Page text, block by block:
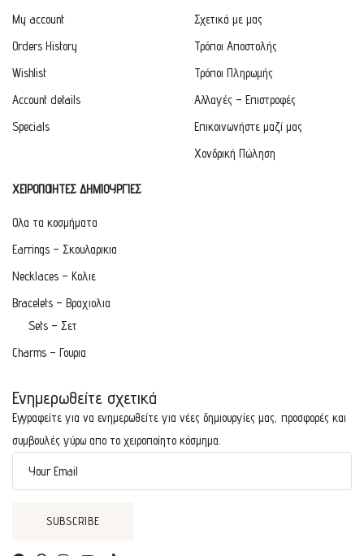
My account
Orders History
Wishlist
Account details
Specials
Σχετικά με μας
Τρόποι Αποστολής
Τρόποι Πληρωμής
Αλλαγές – Επιστροφές
Επικοινωνήστε μαζί μας
Χονδρική Πώληση
ΧΕΙΡΟΠΟΙΗΤΕΣ ΔΗΜΙΟΥΡΓΙΕΣ
Ολα τα κοσμήματα
Earrings – Σκουλαρικια
Necklaces – Κολιε
Bracelets – Βραχιολια
Sets – Σετ
Charms – Γουρια
Ενημερωθείτε σχετικά
Εγγραφείτε για να ενημερωθείτε για νέες δημιουργίες μας, προσφορές και
συμβουλές γύρω απο το χειροποίητο κόσμημα.
Your Email